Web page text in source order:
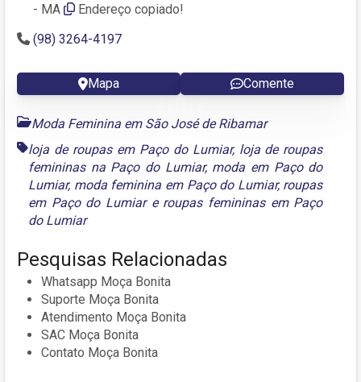
- MA
Endereço copiado!
(98) 3264-4197
Mapa Comente
Moda Feminina em São José de Ribamar
loja de roupas em Paço do Lumiar, loja de roupas
femininas na Paço do Lumiar, moda em Paço do
Lumiar, moda feminina em Paço do Lumiar, roupas
em Paço do Lumiare roupas femininas em Paço
do Lumiar
Pesquisas Relacionadas
Whatsapp Moça Bonita
Suporte Moça Bonita
Atendimento Moça Bonita
SAC Moça Bonita
Contato Moça Bonita